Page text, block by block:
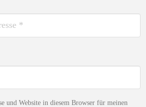
und Website in diesem Browser für meinen